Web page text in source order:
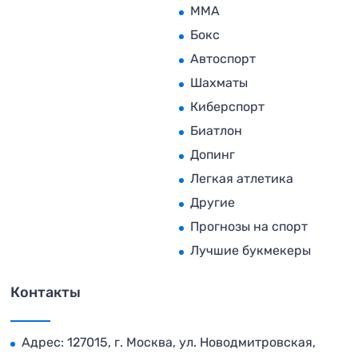
MMA
Бокс
Автоспорт
Шахматы
Киберспорт
Биатлон
Допинг
Легкая атлетика
Другие
Прогнозы на спорт
Лучшие букмекеры
Контакты
Адрес: 127015, г. Москва, ул. Новодмитровская,